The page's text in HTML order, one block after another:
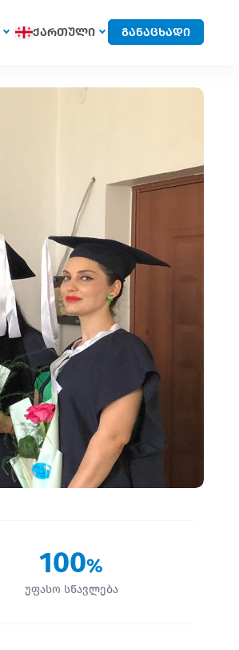
ქართული განაცხადი
100%
უფასო სწავლება